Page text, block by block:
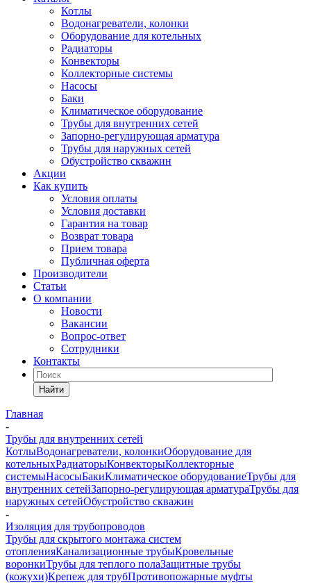
Котлы
Водонагреватели, колонки
Оборудование для котельных
Радиаторы
Конвекторы
Коллекторные системы
Насосы
Баки
Климатическое оборудование
Трубы для внутренних сетей
Запорно-регулирующая арматура
Трубы для наружных сетей
Обустройство скважин
Акции
Как купить
Условия оплаты
Условия доставки
Гарантия на товар
Возврат товара
Прием товара
Публичная оферта
Производители
Статьи
О компании
Новости
Вакансии
Вопрос-ответ
Сотрудники
Контакты
Найти
Главная
-
Трубы для внутренних сетей
КотлыВодонагреватели, колонкиОборудование для
котельныхРадиаторыКонвекторыКоллекторные
системыНасосыБакиКлиматическое оборудованиеТрубы для
внутренних сетейЗапорно-регулирующая арматураТрубы для
наружных сетейОбустройство скважин
-
Изоляция для трубопроводов
Трубы для скрытого монтажа систем
отопленияКанализационные трубыКровельные
воронкиТрубы для теплого полаЗащитные трубы
(кожухи)Крепеж для трубПротивопожарные муфты